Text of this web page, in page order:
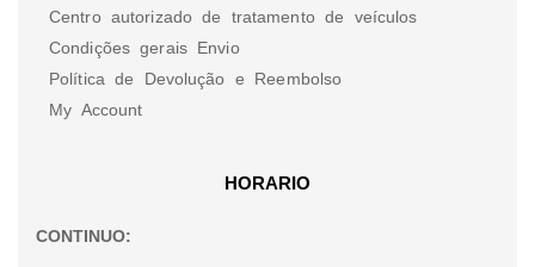
Centro autorizado de tratamento de veículos
Condições gerais Envio
Política de Devolução e Reembolso
My Account
HORARIO
CONTINUO: